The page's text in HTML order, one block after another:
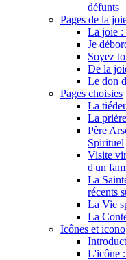
défunts
Pages de la
La joie :
Je
Soyez
De la
Le don
Pages choisies
La
La
Père
Spirituel
Visite
d'un
La
récents
La Vie
La
Icônes et
L'icône